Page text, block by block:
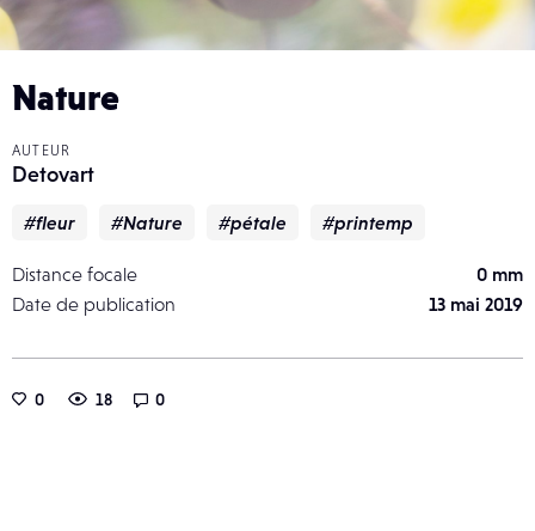
Nature
AUTEUR
Detovart
#fleur #Nature #pétale #printemp
Distance focale
0 mm
Date de publication
13 mai 2019
0 18 0